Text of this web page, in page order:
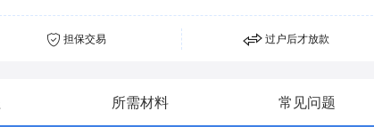
担保交易 过户后才放款
所需材料 常见问题